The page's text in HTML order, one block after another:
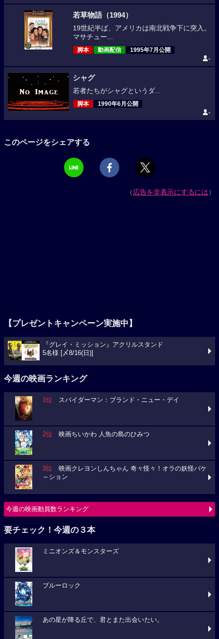
若草物語（1994）
19世紀半ば、アメリカは南北戦争下に突入。
マサチュー...
脚本 動画配信 1995年7月公開
-
シャグ
若者たちがシャグというダ...
脚本 1990年6月公開
-
このページをシェアする
（広告を非表示にするには）
【プレゼントキャンペーン実施中】
『グレイ・ミッション』アクリルスタンド
5名様 [〆8/16(日)]
今週の映画ランキング
1位 スパイダーマン：ブランド・ニュー・デイ
2位 映画ちいかわ 人魚の島のひみつ
3位 映画クレヨンしんちゃん 奇々怪々！オラの妖怪バケ
～ション
今週の映画動員数ランキング
要チェック！今週の３本
ミニオンズ＆モンスターズ
ブルーロック
あの星が降る丘で、君とまた出会いたい。